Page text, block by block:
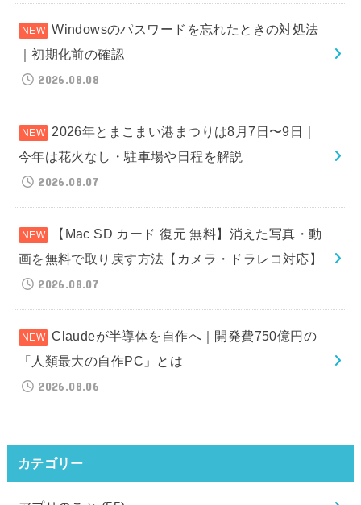
Windowsのパスワードを忘れたときの対処法
｜初期化前の確認
2026.08.08
2026年とまこまい港まつりは8月7日〜9日｜
今年は花火なし・駐車場や日程を解説
2026.08.07
【Mac SD カード 復元 無料】消えた写真・動
画を無料で取り戻す方法【カメラ・ドラレコ対応】
2026.08.07
Claudeが半導体を自作へ｜開発費750億円の
「人類最大の自作PC」とは
2026.08.06
カテゴリー